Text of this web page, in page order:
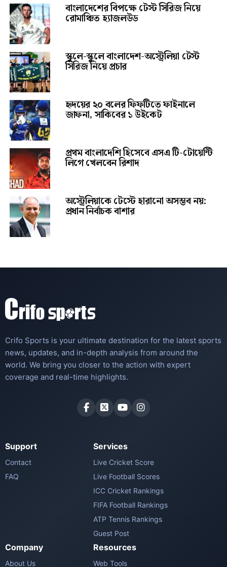
বাংলাদেশের বিপক্ষে টেস্ট সিরিজ নিয়ে
রোমাঞ্চিত হ্যাজলউড
স্কুলে-স্কুলে বাংলাদেশ-অস্ট্রেলিয়া টেস্ট
সিরিজ নিয়ে প্রচার
হৃদয়ের ২০ বলের ফিফটিতে ফাইনালে
জাফনা, সাকিবের ১ উইকেট
প্রথম বাংলাদেশি হিসেবে এসএ টি-টোয়েন্টি
লিগে খেলবেন রিশাদ
অস্ট্রেলিয়াকে টেস্টে হারানো অসম্ভব নয়:
প্রধান নির্বাচক বাশার
Crifo Sports is your ultimate destination for the latest sports
news, updates, and in-depth analysis from around the
world. We bring you closer to the action with expert
coverage and real-time highlights.
Support
Contact
FAQ
Services
Live Cricket Score
Live Football Scores
ICC Cricket Rankings
FIFA Football Rankings
ATP Tennis Rankings
Guest Post
Company
About Us
Resources
Web Tools